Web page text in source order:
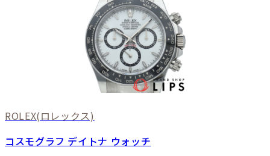
ROLEX(ロレックス)
コスモグラフ デイトナ ウォッチ